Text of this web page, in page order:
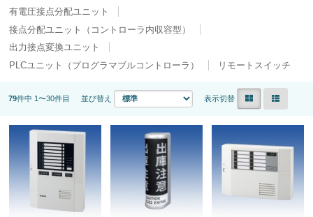
有電圧接点分配ユニット
接点分配ユニット（コントローラ内収容型）
出力接点変換ユニット
PLCユニット（プログラマブルコントローラ）
リモートスイッチ
79件中 1〜30件目 並び替え 表示切替